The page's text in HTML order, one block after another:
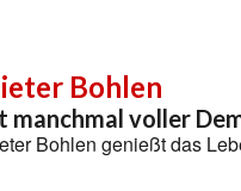
Bohlen
manchmal voller
Bohlen genießt das